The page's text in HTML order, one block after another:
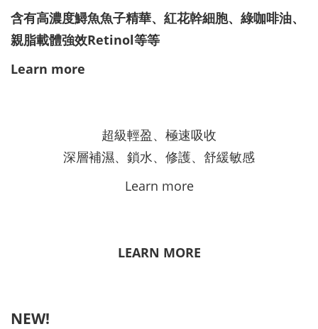
含有高濃度鱘魚魚子精華、紅花幹細胞、綠咖啡油、
親脂載體強效Retinol等等
Learn more
超級輕盈、極速吸收
深層補濕、鎖水、修護、舒緩敏感
Learn more
LEARN MORE
NEW!